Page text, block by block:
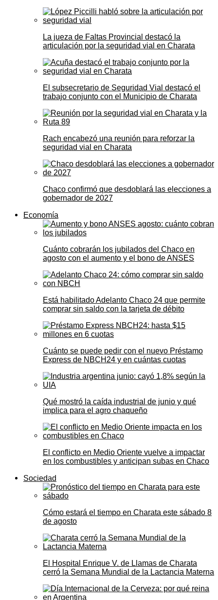
La jueza de Faltas Provincial destacó la
articulación por la seguridad vial en Charata
El subsecretario de Seguridad Vial destacó el
trabajo conjunto con el Municipio de Charata
Rach encabezó una reunión para reforzar la
seguridad vial en Charata
Chaco confirmó que desdoblará las elecciones a
gobernador de 2027
Economía
Cuánto cobrarán los jubilados del Chaco en
agosto con el aumento y el bono de ANSES
Está habilitado Adelanto Chaco 24 que permite
comprar sin saldo con la tarjeta de débito
Cuánto se puede pedir con el nuevo Préstamo
Express de NBCH24 y en cuántas cuotas
Qué mostró la caída industrial de junio y qué
implica para el agro chaqueño
El conflicto en Medio Oriente vuelve a impactar
en los combustibles y anticipan subas en Chaco
Sociedad
Cómo estará el tiempo en Charata este sábado 8
de agosto
El Hospital Enrique V. de Llamas de Charata
cerró la Semana Mundial de la Lactancia Materna